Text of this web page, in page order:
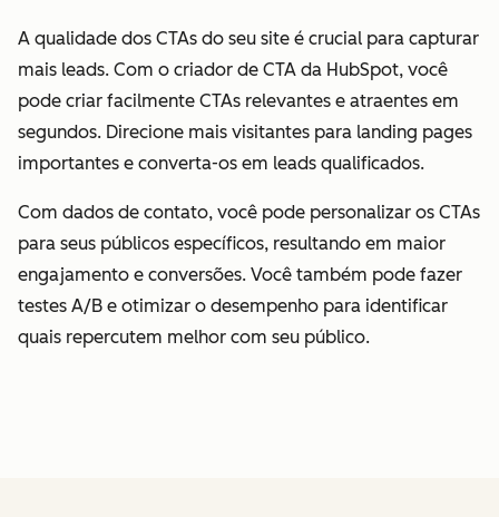
A qualidade dos CTAs do seu site é crucial para capturar
mais leads. Com o criador de CTA da HubSpot, você
pode criar facilmente CTAs relevantes e atraentes em
segundos. Direcione mais visitantes para landing pages
importantes e converta-os em leads qualificados.
Com dados de contato, você pode personalizar os CTAs
para seus públicos específicos, resultando em maior
engajamento e conversões. Você também pode fazer
testes A/B e otimizar o desempenho para identificar
quais repercutem melhor com seu público.